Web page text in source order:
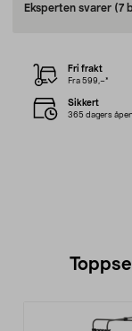
Eksperten svarer (7
Fri frakt
Fra 599,–*
Sikkert
365 dagers